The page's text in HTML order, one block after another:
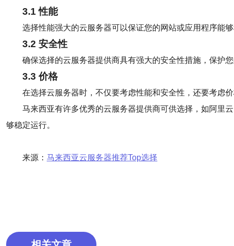
3.1 性能
选择性能强大的云服务器可以保证您的网站或应用程序能够
3.2 安全性
确保选择的云服务器提供商具有强大的安全性措施，保护您
3.3 价格
在选择云服务器时，不仅要考虑性能和安全性，还要考虑
马来西亚有许多优秀的云服务器提供商可供选择，如阿里
够稳定运行。
来源： 马来西亚云服务器推荐Top选择